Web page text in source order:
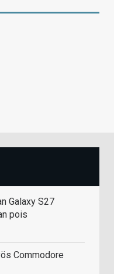
Galaxy S27
pois
Commodore